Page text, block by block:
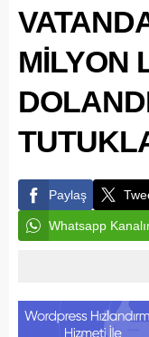
MİLYON
Paylaş
Whatsapp